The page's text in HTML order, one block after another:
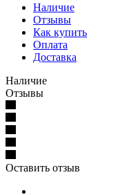
Наличие
Отзывы
Как купить
Оплата
Доставка
Наличие
Отзывы
Оставить отзыв